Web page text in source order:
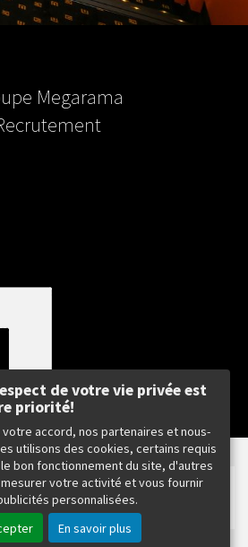
de votre vie privée est
priorité!
votre accord, nos partenaires et nous-
utilisons des cookies, certains requis
bon fonctionnement du site, d'autres
votre activité et vous fournir
personnalisées.
En savoir plus
Megarama